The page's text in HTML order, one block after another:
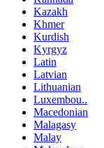
Kazakh
Khmer
Kurdish
Kyrgyz
Latin
Latvian
Lithuanian
Luxembou..
Macedonian
Malagasy
Malay